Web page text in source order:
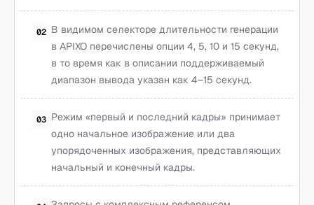
02 В видимом селекторе длительности генерации
в APIXO перечислены опции 4, 5, 10 и 15 секунд,
в то время как в описании поддерживаемый
диапазон вывода указан как 4–15 секунд.
03 Режим «первый и последний кадры» принимает
одно начальное изображение или два
упорядоченных изображения, представляющих
начальный и конечный кадры.